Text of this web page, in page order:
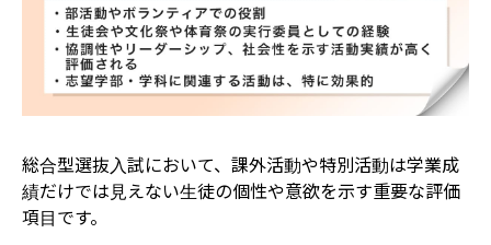
総合型選抜入試において、課外活動や特別活動は学業成
績だけでは見えない生徒の個性や意欲を示す重要な評価
項目です。